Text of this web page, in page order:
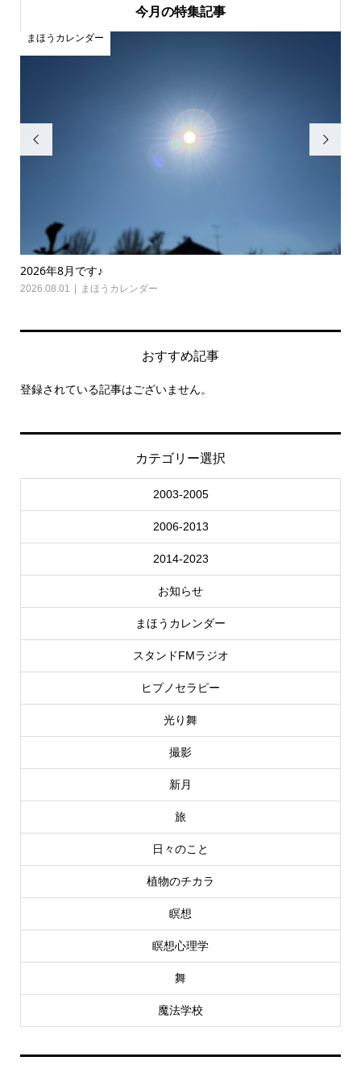
今月の特集記事

2026年8月です♪
2026.08.01 まほうカレンダー
まほうカレンダー

おすすめ記事
登録されている記事はございません。
カテゴリー選択
2003-2005
2006-2013
2014-2023
お知らせ
まほうカレンダー
スタンドFMラジオ
ヒプノセラピー
光り舞
撮影
新月
旅
日々のこと
植物のチカラ
瞑想
瞑想心理学
舞
魔法学校